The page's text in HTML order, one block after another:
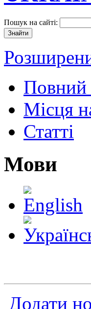
Пошук на сайті:
Повний
Місця
Статті
Мови
Додати